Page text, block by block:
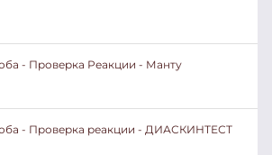
- Проверка Реакции - Манту
- Проверка реакции - ДИАСКИНТЕСТ